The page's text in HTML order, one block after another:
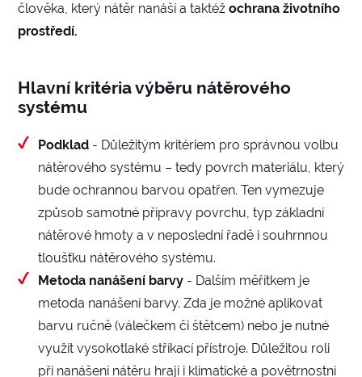
člověka, který nátěr nanáší a taktéž ochrana životního
prostředí.
Hlavní kritéria výběru nátěrového
systému
Podklad - Důležitým kritériem pro správnou volbu
nátěrového systému – tedy povrch materiálu, který
bude ochrannou barvou opatřen. Ten vymezuje
způsob samotné přípravy povrchu, typ základní
nátěrové hmoty a v neposlední řadě i souhrnnou
tloušťku nátěrového systému.
Metoda nanášení barvy - Dalším měřítkem je
metoda nanášení barvy. Zda je možné aplikovat
barvu ručně (válečkem či štětcem) nebo je nutné
využít vysokotlaké stříkací přístroje. Důležitou roli
při nanášení nátěru hrají i klimatické a povětrnostní